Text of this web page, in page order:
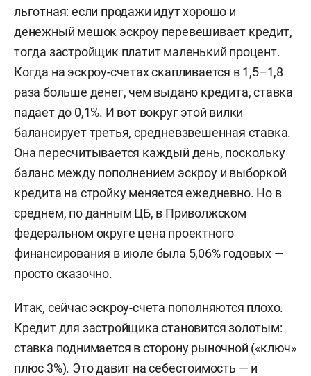
льготная: если продажи идут хорошо и
денежный мешок эскроу перевешивает кредит,
тогда застройщик платит маленький процент.
Когда на эскроу-счетах скапливается в 1,5–1,8
раза больше денег, чем выдано кредита, ставка
падает до 0,1%. И вот вокруг этой вилки
балансирует третья, средневзвешенная ставка.
Она пересчитывается каждый день, поскольку
баланс между пополнением эскроу и выборкой
кредита на стройку меняется ежедневно. Но в
среднем, по данным ЦБ, в Приволжском
федеральном округе цена проектного
финансирования в июле была 5,06% годовых —
просто сказочно.
Итак, сейчас эскроу-счета пополняются плохо.
Кредит для застройщика становится золотым:
ставка поднимается в сторону рыночной («ключ»
плюс 3%). Это давит на себестоимость — и